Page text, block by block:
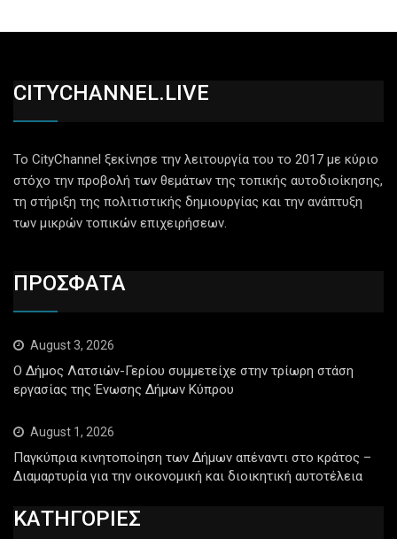
CITYCHANNEL.LIVE
Το CityChannel ξεκίνησε την λειτουργία του το 2017 με κύριο
στόχο την προβολή των θεμάτων της τοπικής αυτοδιοίκησης,
τη στήριξη της πολιτιστικής δημιουργίας και την ανάπτυξη
των μικρών τοπικών επιχειρήσεων.
ΠΡΟΣΦΑΤΑ
August 3, 2026
Ο Δήμος Λατσιών-Γερίου συμμετείχε στην τρίωρη στάση
εργασίας της Ένωσης Δήμων Κύπρου
August 1, 2026
Παγκύπρια κινητοποίηση των Δήμων απέναντι στο κράτος –
Διαμαρτυρία για την οικονομική και διοικητική αυτοτέλεια
ΚΑΤΗΓΟΡΙΕΣ